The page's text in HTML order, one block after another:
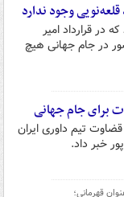
وجود ندارد
در قرارداد امیر
در جام جهانی هیچ
برای جام جهانی
تیم داوری ایران
خبر داد.